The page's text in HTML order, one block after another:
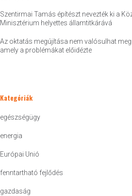
Szentirmai Tamás építészt nevezték ki a
Minisztérium helyettes államtitkárává
Az oktatás megújítása nem valósulhat meg
amely a problémákat előidézte
Kategóriák
egészségügy
energia
Európai Unió
fenntartható fejlődés
gazdaság